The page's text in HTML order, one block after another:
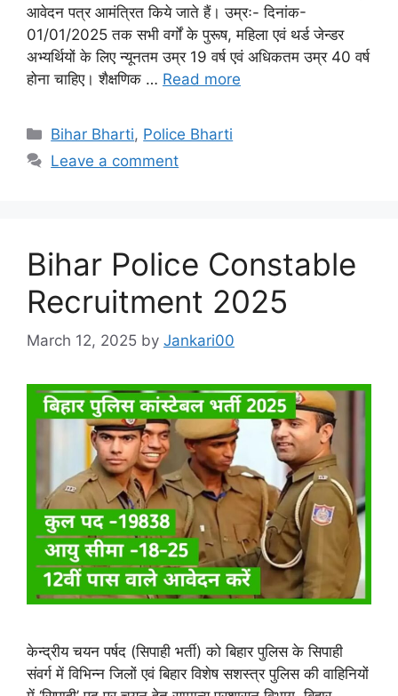
आवेदन पत्र आमंत्रित किये जाते हैं। उम्रः- दिनांक-
01/01/2025 तक सभी वर्गों के पुरूष, महिला एवं थर्ड जेन्डर
अभ्यर्थियों के लिए न्यूनतम उम्र 19 वर्ष एवं अधिकतम उम्र 40 वर्ष
होना चाहिए। शैक्षणिक … Read more
Categories
Bihar Bharti, Police Bharti
Leave a comment
Bihar Police Constable
Recruitment 2025
March 12, 2025 by Jankari00
केन्द्रीय चयन पर्षद (सिपाही भर्ती) को बिहार पुलिस के सिपाही
संवर्ग में विभिन्न जिलों एवं बिहार विशेष सशस्त्र पुलिस की वाहिनियों